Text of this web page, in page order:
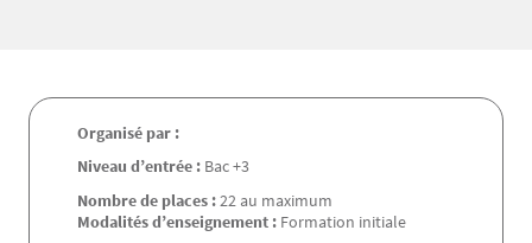
Organisé par :
Niveau d’entrée : Bac +3
Nombre de places :22 au maximum
Modalités d’enseignement : Formation initiale